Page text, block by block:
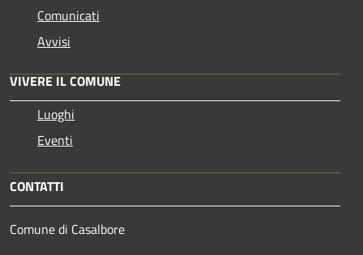
Comunicati
Avvisi
VIVERE IL COMUNE
Luoghi
Eventi
CONTATTI
Comune di Casalbore